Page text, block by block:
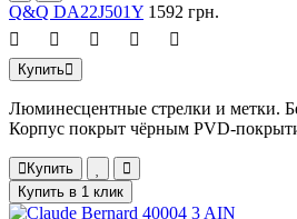
Q&Q DA22J501Y 1592 грн.
Купить
Люминесцентные стрелки и метки.
Корпус покрыт чёрным PVD-
Купить
Купить в 1 клик